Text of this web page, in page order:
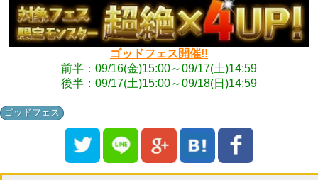
ゴッドフェス開催!!
前半：09/16(金)15:00～09/17(土)14:59
後半：09/17(土)15:00～09/18(日)14:59
ゴッドフェス